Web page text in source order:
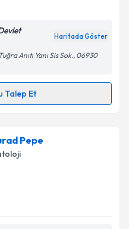
verilerimin belirtilen
ediyorum.
Gönder
Haritada Göster
Anıtı Yanı Sis Sok., 06930
Talep Et
Türkeriçin randevu
bu uzmandan randevu
e-posta ile
Pepe